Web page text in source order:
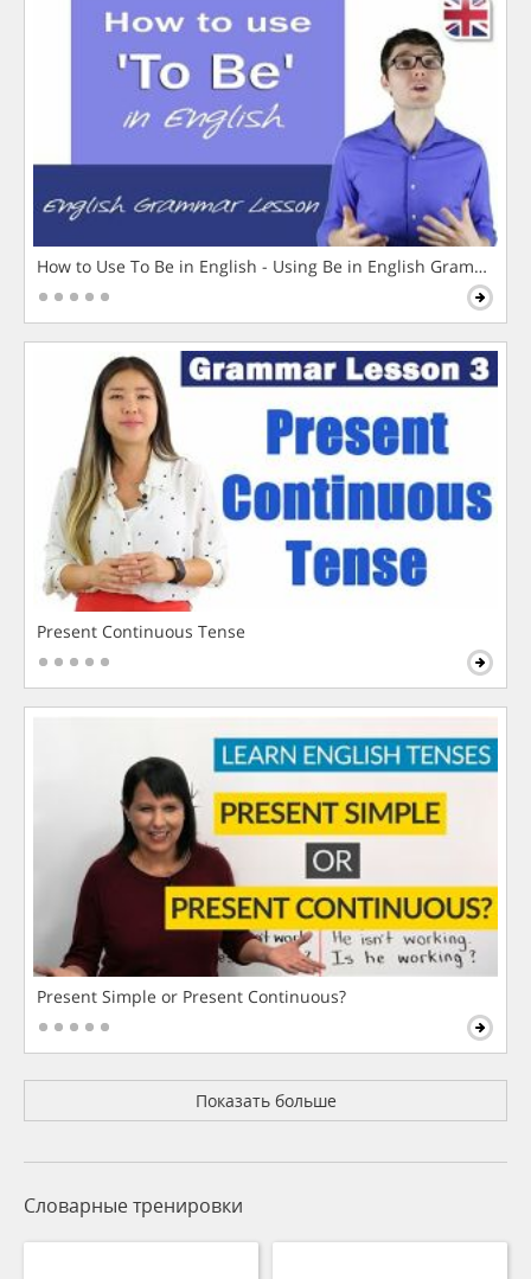
How to Use To Be in English - Using Be in English Grammar
Present Continuous Tense
Present Simple or Present Continuous?
Показать больше
Словарные тренировки